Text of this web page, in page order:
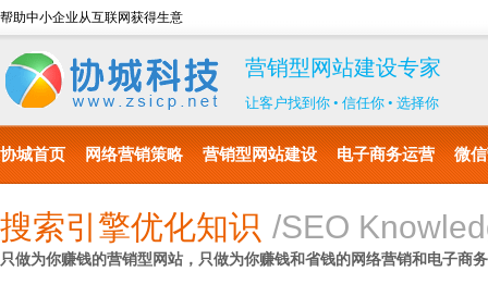
帮助中小企业从互联网获得生意
营销型网站建设专家
让客户找到你 • 信任你 • 选择你
协城首页 网络营销策略 营销型网站建设 电子商务运营 微
搜索引擎优化知识 /SEO
只做为你赚钱的营销型网站，只做为你赚钱和省钱的网络营销和电子商务